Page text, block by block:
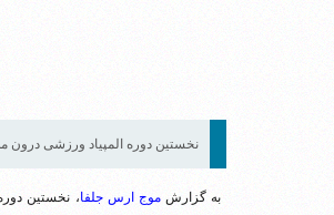
نخستین دوره المپیاد ورزشی درون
به گزارشموج ارس جلفا